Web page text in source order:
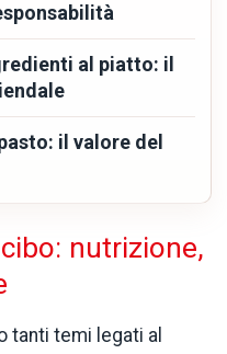
al piatto: il
il valore del
nutrizione,
tanti temi legati al